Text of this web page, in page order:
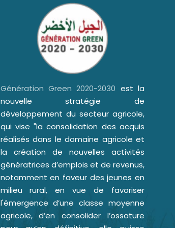
Génération Green 2020-2030 est la
nouvelle stratégie de
développement du secteur agricole,
qui vise "la consolidation des acquis
réalisés dans le domaine agricole et
la création de nouvelles activités
génératrices d’emplois et de revenus,
notamment en faveur des jeunes en
milieu rural, en vue de favoriser
l'émergence d’une classe moyenne
agricole, d’en consolider l’ossature